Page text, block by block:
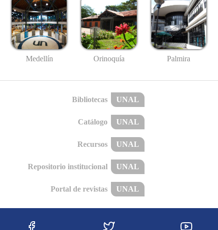
Medellín Orinoquía Palmira
Bibliotecas UNAL
Catálogo UNAL
Recursos UNAL
Repositorio institucional UNAL
Portal de revistas UNAL